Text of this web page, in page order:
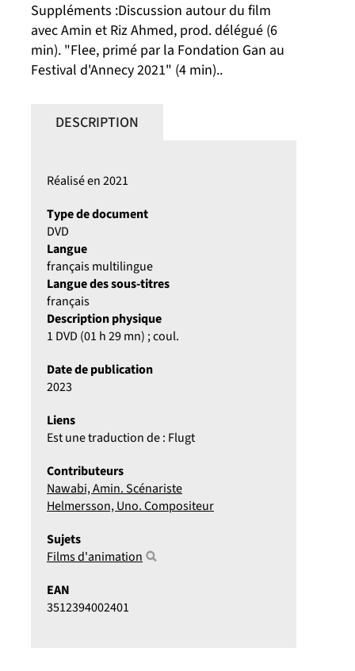
Suppléments :Discussion autour du film
avec Amin et Riz Ahmed, prod. délégué (6
min). "Flee, primé par la Fondation Gan au
Festival d'Annecy 2021" (4 min)..
DESCRIPTION
Réalisé en 2021
Type de document
DVD
Langue
français multilingue
Langue des sous-titres
français
Description physique
1 DVD (01 h 29 mn) ; coul.
Date de publication
2023
Liens
Est une traduction de : Flugt
Contributeurs
Nawabi, Amin. Scénariste
Helmersson, Uno. Compositeur
Sujets
Films d'animation
EAN
3512394002401